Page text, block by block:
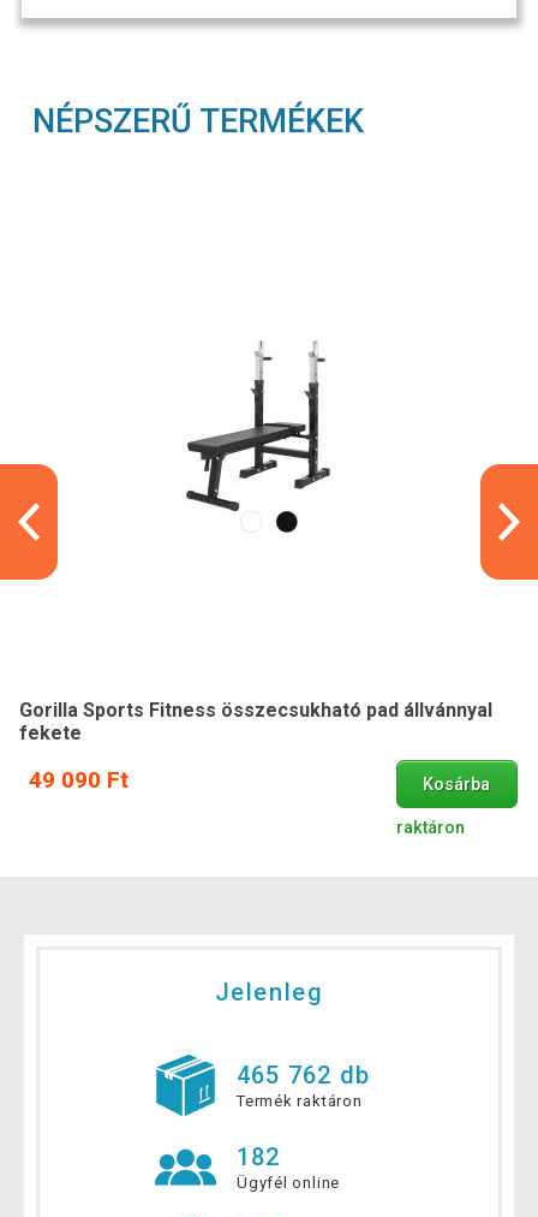
NÉPSZERŰ TERMÉKEK
Gorilla Sports Fitness összecsukható pad állvánnyal
fekete
49 090 Ft Kosárba
raktáron
Jelenleg
465 762 db
Termék raktáron
182
Ügyfél online